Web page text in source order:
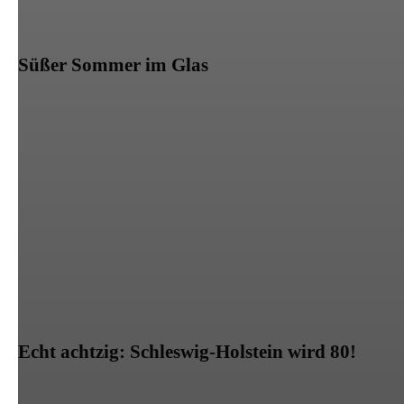
Süßer Sommer im Glas
Echt achtzig: Schleswig-Holstein wird 80!